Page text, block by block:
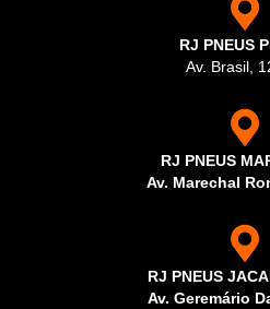
RJ PNEUS
Av. Brasil,
RJ PNEUS
Av. Marechal
RJ PNEUS
Av. Geremário